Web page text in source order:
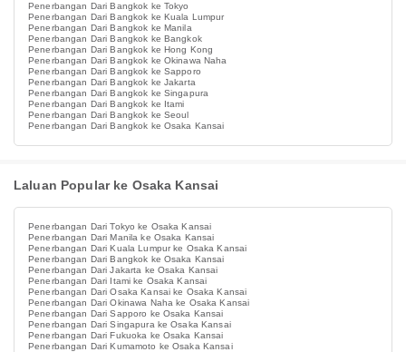
Penerbangan Dari Bangkok ke Tokyo
Penerbangan Dari Bangkok ke Kuala Lumpur
Penerbangan Dari Bangkok ke Manila
Penerbangan Dari Bangkok ke Bangkok
Penerbangan Dari Bangkok ke Hong Kong
Penerbangan Dari Bangkok ke Okinawa Naha
Penerbangan Dari Bangkok ke Sapporo
Penerbangan Dari Bangkok ke Jakarta
Penerbangan Dari Bangkok ke Singapura
Penerbangan Dari Bangkok ke Itami
Penerbangan Dari Bangkok ke Seoul
Penerbangan Dari Bangkok ke Osaka Kansai
Laluan Popular ke Osaka Kansai
Penerbangan Dari Tokyo ke Osaka Kansai
Penerbangan Dari Manila ke Osaka Kansai
Penerbangan Dari Kuala Lumpur ke Osaka Kansai
Penerbangan Dari Bangkok ke Osaka Kansai
Penerbangan Dari Jakarta ke Osaka Kansai
Penerbangan Dari Itami ke Osaka Kansai
Penerbangan Dari Osaka Kansai ke Osaka Kansai
Penerbangan Dari Okinawa Naha ke Osaka Kansai
Penerbangan Dari Sapporo ke Osaka Kansai
Penerbangan Dari Singapura ke Osaka Kansai
Penerbangan Dari Fukuoka ke Osaka Kansai
Penerbangan Dari Kumamoto ke Osaka Kansai